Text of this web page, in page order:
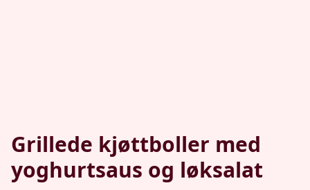
Grillede kjøttboller med
yoghurtsaus og løksalat